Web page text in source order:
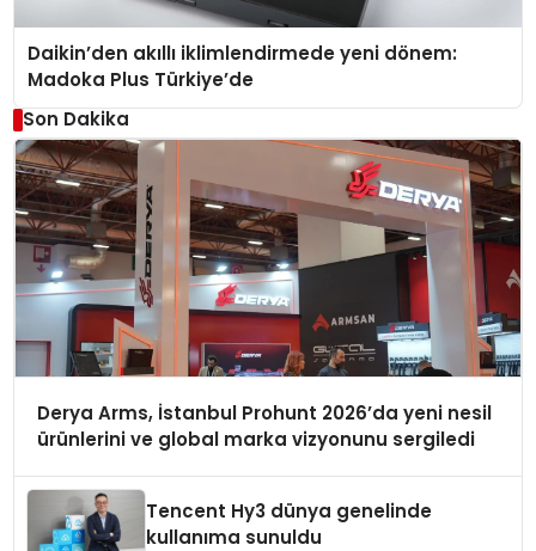
Daikin’den akıllı iklimlendirmede yeni dönem:
Madoka Plus Türkiye’de
Son Dakika
Derya Arms, İstanbul Prohunt 2026’da yeni nesil
ürünlerini ve global marka vizyonunu sergiledi
Tencent Hy3 dünya genelinde
kullanıma sunuldu